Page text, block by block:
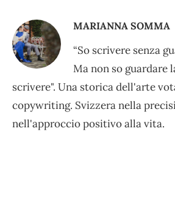
MARIANNA SOMMA
“So scrivere senza
Ma non so guardare
scrivere". Una storica dell'arte
copywriting. Svizzera nella
nell'approccio positivo alla vita.